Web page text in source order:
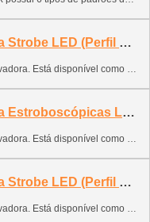
Luzes de Advertência Strobe LED (Perfil Médio)
não tem substituição e não possui peças desgastáveis. O farol possui uma longa vida útil.
Luzes de Advertência Estroboscópicas LED (Perfil Alto)
não tem substituição e não possui peças desgastáveis. O farol possui uma longa vida útil.
Luzes de Advertência Strobe LED (Perfil Médio)
não tem substituição e não possui peças desgastáveis. O farol possui uma longa vida útil.